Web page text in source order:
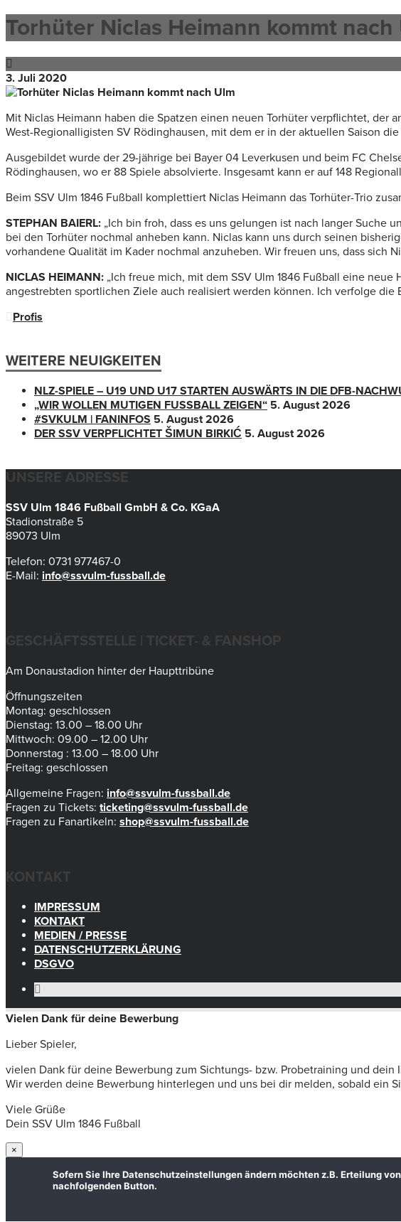
Torhüter Niclas Heimann kommt nach
3. Juli 2020
Mit Niclas Heimann haben die Spatzen einen neuen Torhüter verpflichtet, der
West-Regionalligisten SV Rödinghausen, mit dem er in der aktuellen Saison
Ausgebildet wurde der 29-jährige bei Bayer 04 Leverkusen und beim FC
Rödinghausen, wo er 88 Spiele absolvierte. Insgesamt kann er auf 148
Beim SSV Ulm 1846 Fußball komplettiert Niclas Heimann das Torhüter-Trio
STEPHAN BAIERL: „Ich bin froh, dass es uns gelungen ist nach langer Suche
bei den Torhüter nochmal anheben kann. Niclas kann uns durch seinen
vorhandene Qualität im Kader nochmal anzuheben. Wir freuen uns, dass sich
NICLAS HEIMANN: „Ich freue mich, mit dem SSV Ulm 1846 Fußball eine
angestrebten sportlichen Ziele auch realisiert werden können. Ich verfolge
Profis
WEITERE NEUIGKEITEN
NLZ-SPIELE – U19 UND U17 STARTEN AUSWÄRTS IN DIE DFB-
„WIR WOLLEN MUTIGEN FUSSBALL ZEIGEN“
5. August 2026
#SVKULM | FANINFOS 5. August 2026
DER SSV VERPFLICHTET ŠIMUN BIRKIĆ 5. August 2026
UNSERE ADRESSE
SSV Ulm 1846 Fußball GmbH & Co. KGaA
Stadionstraße 5
89073 Ulm
Telefon: 0731 977467-0
E-Mail: info@ssvulm-fussball.de
GESCHÄFTSSTELLE | TICKET- & FANSHOP
Am Donaustadion hinter der Haupttribüne
Öffnungszeiten
Montag: geschlossen
Dienstag: 13.00 – 18.00 Uhr
Mittwoch: 09.00 – 12.00 Uhr
Donnerstag : 13.00 – 18.00 Uhr
Freitag: geschlossen
Allgemeine Fragen: info@ssvulm-fussball.de
Fragen zu Tickets: ticketing@ssvulm-fussball.de
Fragen zu Fanartikeln: shop@ssvulm-fussball.de
KONTAKT
IMPRESSUM
KONTAKT
MEDIEN / PRESSE
DATENSCHUTZERKLÄRUNG
DSGVO
Vielen Dank für deine Bewerbung
Lieber Spieler,
vielen Dank für deine Bewerbung zum Sichtungs- bzw. Probetraining und dein
Wir werden deine Bewerbung hinterlegen und uns bei dir melden, sobald ein
Viele Grüße
Dein SSV Ulm 1846 Fußball
×
Sofern Sie Ihre Datenschutzeinstellungen ändern möchten z.B. Erteilung
nachfolgenden Button.